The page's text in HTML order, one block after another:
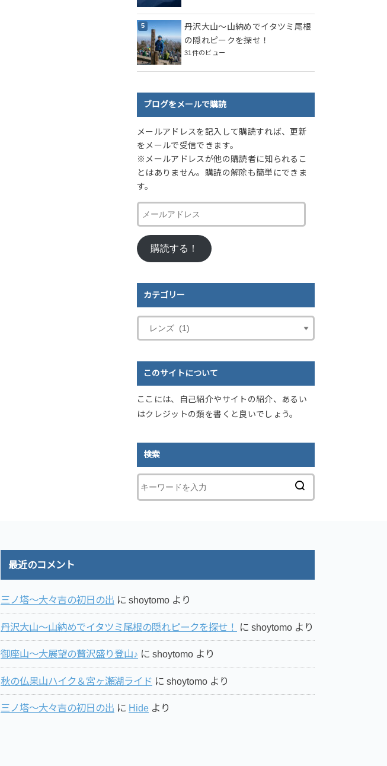
丹沢大山～山納めでイタツミ尾根
の隠れピークを探せ！
31件のビュー
ブログをメールで購読
メールアドレスを記入して購読すれば、更新
をメールで受信できます。
※メールアドレスが他の購読者に知られるこ
とはありません。購読の解除も簡単にできま
す。
ル
ア
ド
購読する！
カテゴリー
このサイトについて
ここには、自己紹介やサイトの紹介、あるい
はクレジットの類を書くと良いでしょう。
検索
最近のコメント
三ノ塔～大々吉の初日の出 に shoytomo より
丹沢大山～山納めでイタツミ尾根の隠れピークを探せ！ に shoytomo より
御座山～大展望の贅沢盛り登山♪ に shoytomo より
秋の仏果山ハイク＆宮ヶ瀬湖ライド に shoytomo より
三ノ塔～大々吉の初日の出 に Hide より